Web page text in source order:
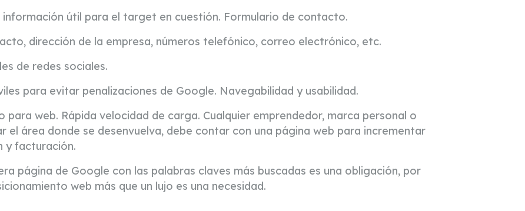
útil para el target en cuestión. Formulario de contacto.
dirección de la empresa, números telefónico, correo electrónico, etc.
de redes sociales.
para evitar penalizaciones de Google. Navegabilidad y usabilidad.
para web. Rápida velocidad de carga. Cualquier emprendedor, marca personal o
el área donde se desenvuelva, debe contar con una página web para incrementar
y facturación.
página de Google con las palabras claves más buscadas es una obligación, por
web más que un lujo es una necesidad.